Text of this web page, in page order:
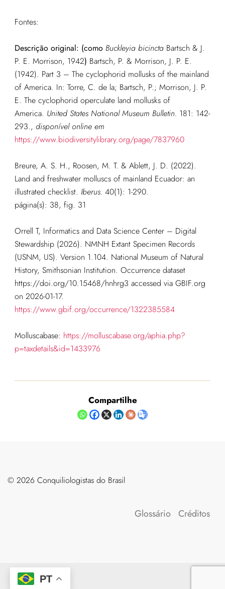
Fontes:
Descrição original: (como Buckleyia bicinctaBartsch & J.
P. E. Morrison, 1942) Bartsch, P. & Morrison, J. P. E.
(1942). Part 3 – The cyclophorid mollusks of the mainland
of America. In: Torre, C. de la; Bartsch, P.; Morrison, J. P.
E. The cyclophorid operculate land mollusks of
America. United States National Museum Bulletin. 181: 142-
293., disponível online em
https://www.biodiversitylibrary.org/page/7837960
Breure, A. S. H., Roosen, M. T. & Ablett, J. D. (2022).
Land and freshwater molluscs of mainland Ecuador: an
illustrated checklist. Iberus. 40(1): 1-290.
página(s): 38, fig. 31
Orrell T, Informatics and Data Science Center – Digital
Stewardship (2026). NMNH Extant Specimen Records
(USNM, US). Version 1.104. National Museum of Natural
History, Smithsonian Institution. Occurrence dataset
https://doi.org/10.15468/hnhrg3 accessed via GBIF.org
on 2026-01-17.
https://www.gbif.org/occurrence/1322385584
Molluscabase: https://molluscabase.org/aphia.php?
p=taxdetails&id=1433976
Compartilhe
©️ 2026 Conquiliologistas do Brasil
Glossário Créditos
PT